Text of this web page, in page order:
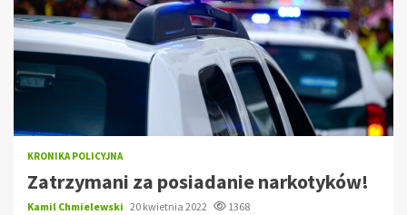
KRONIKA POLICYJNA
Zatrzymani za posiadanie narkotyków!
Kamil Chmielewski 20 kwietnia 2022 1368